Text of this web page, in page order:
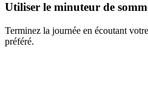
Utiliser le minuteur de
Terminez la journée en écoutant
préféré.